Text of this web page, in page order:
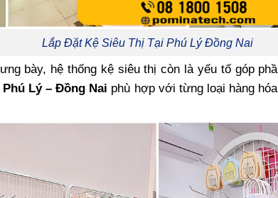
Lắp Đặt Kệ Siêu Thị Tại Phú Lý Đồng Nai
bày, hệ thống kệ siêu thị còn là yếu tố góp
Lý – Đồng Nai phù hợp với từng loại hàng